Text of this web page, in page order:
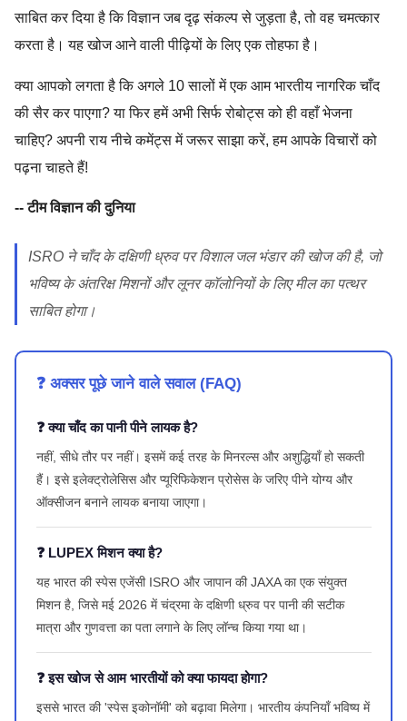
साबित कर दिया है कि विज्ञान जब दृढ़ संकल्प से जुड़ता है, तो वह चमत्कार
करता है। यह खोज आने वाली पीढ़ियों के लिए एक तोहफा है।
क्या आपको लगता है कि अगले 10 सालों में एक आम भारतीय नागरिक चाँद
की सैर कर पाएगा? या फिर हमें अभी सिर्फ रोबोट्स को ही वहाँ भेजना
चाहिए? अपनी राय नीचे कमेंट्स में जरूर साझा करें, हम आपके विचारों को
पढ़ना चाहते हैं!
-- टीम विज्ञान की दुनिया
ISRO ने चाँद के दक्षिणी ध्रुव पर विशाल जल भंडार की खोज की है, जो
भविष्य के अंतरिक्ष मिशनों और लूनर कॉलोनियों के लिए मील का पत्थर
साबित होगा।
❓ अक्सर पूछे जाने वाले सवाल (FAQ)
❓ क्या चाँद का पानी पीने लायक है?
नहीं, सीधे तौर पर नहीं। इसमें कई तरह के मिनरल्स और अशुद्धियाँ हो सकती
हैं। इसे इलेक्ट्रोलेसिस और प्यूरिफिकेशन प्रोसेस के जरिए पीने योग्य और
ऑक्सीजन बनाने लायक बनाया जाएगा।
❓ LUPEX मिशन क्या है?
यह भारत की स्पेस एजेंसी ISRO और जापान की JAXA का एक संयुक्त
मिशन है, जिसे मई 2026 में चंद्रमा के दक्षिणी ध्रुव पर पानी की सटीक
मात्रा और गुणवत्ता का पता लगाने के लिए लॉन्च किया गया था।
❓ इस खोज से आम भारतीयों को क्या फायदा होगा?
इससे भारत की 'स्पेस इकोनॉमी' को बढ़ावा मिलेगा। भारतीय कंपनियाँ भविष्य में